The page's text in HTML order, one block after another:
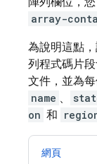
array-
為說明這點
列程式碼片
文件，並為
name 、
on 和
網頁